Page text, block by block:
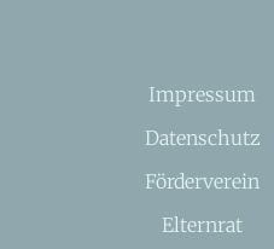
Impressum
Datenschutz
Förderverein
Elternrat